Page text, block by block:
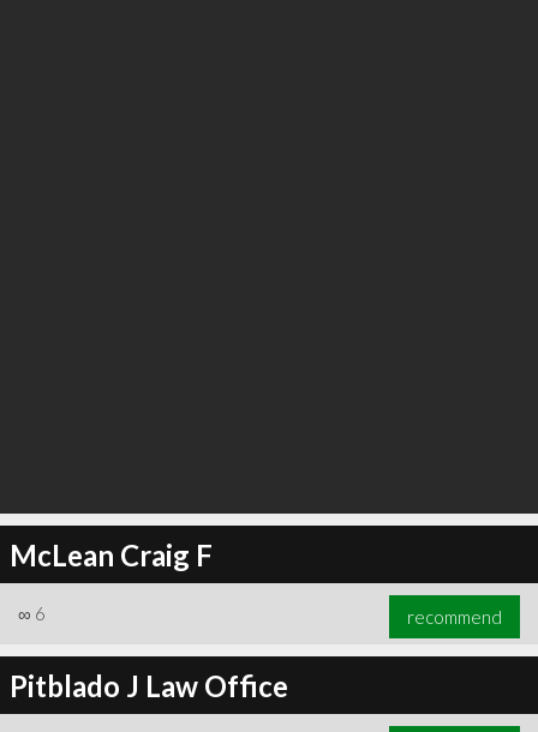
McLean Craig F
∞ 6 recommend
Pitblado J Law Office